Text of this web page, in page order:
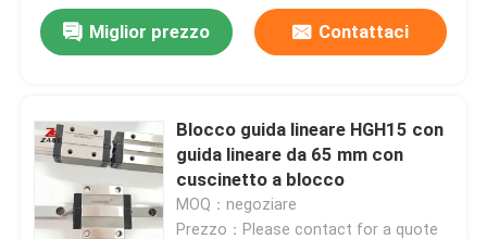
Miglior prezzo Contattaci
Blocco guida lineare HGH15 con
guida lineare da 65 mm con
cuscinetto a blocco
MOQ：negoziare
Prezzo：Please contact for a quote